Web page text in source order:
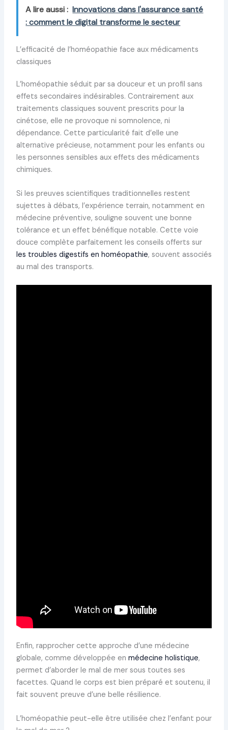
A lire aussi : Innovations dans l'assurance santé
: comment le digital transforme le secteur
L’efficacité de l’homéopathie face aux médicaments
classiques
L’homéopathie séduit par sa douceur et un profil sans
effets secondaires indésirables. Contrairement aux
traitements classiques souvent prescrits pour la
cinétose, elle ne provoque ni somnolence, ni
dépendance. Cette particularité fait d’elle une
alternative précieuse, notamment pour les enfants ou
les personnes sensibles aux effets des médicaments
chimiques.
Si les preuves scientifiques traditionnelles restent
sujettes à débats, l’expérience terrain, notamment en
médecine préventive, souligne souvent une bonne
tolérance et un effet bénéfique notable. Cette voie
douce complète parfaitement les conseils offerts sur
les troubles digestifs en homéopathie, souvent associés
au mal des transports.
Enfin, rapprocher cette approche d’une médecine
globale, comme développée en médecine holistique,
permet d’aborder le mal de mer sous toutes ses
facettes. Quand le corps est bien préparé et soutenu, il
fait souvent preuve d’une belle résilience.
L’homéopathie peut-elle être utilisée chez l’enfant pour